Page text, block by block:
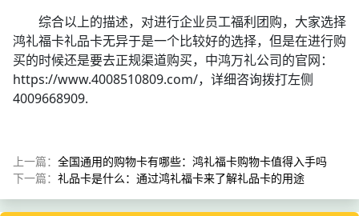
综合以上的描述，对进行企业员工福利团购，大家选择
鸿礼福卡礼品卡无异于是一个比较好的选择，但是在进行购
买的时候还是要去正规渠道购买，中鸿万礼公司的官网：
https://www.4008510809.com/，详细咨询拨打左侧
4009668909.
上一篇： 全国通用的购物卡有哪些：鸿礼福卡购物卡值得入手吗
下一篇： 礼品卡是什么：通过鸿礼福卡来了解礼品卡的用途